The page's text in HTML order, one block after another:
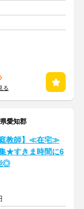
る
愛知郡
庭教師】≪在宅≫
★すきま時間に6
◎